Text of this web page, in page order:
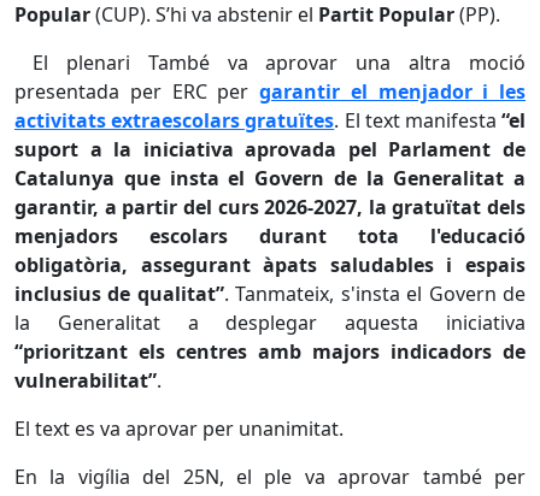
Popular(CUP). S’hi va abstenir el Partit Popular(PP).
El plenari També va aprovar una altra moció
presentada per ERC per garantir el menjador i les
activitats extraescolars gratuïtes. El text manifesta“el
suport a la iniciativa aprovada pel Parlament de
Catalunya que insta el Govern de la Generalitat a
garantir, a partir del curs 2026-2027, la gratuïtat dels
menjadors escolars durant tota l'educació
obligatòria, assegurant àpats saludables i espais
inclusius de qualitat”. Tanmateix, s'insta el Govern de
la Generalitat a desplegar aquesta iniciativa
“prioritzant els centres amb majors indicadors de
vulnerabilitat”.
El text es va aprovar per unanimitat.
En la vigília del 25N, el ple va aprovar també per